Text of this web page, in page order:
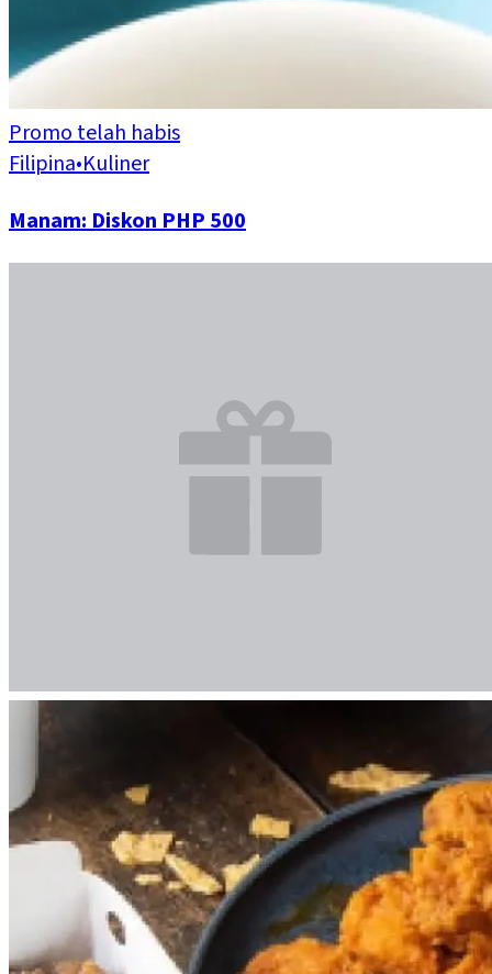
Promo telah habis
Filipina•Kuliner
Manam: Diskon PHP 500